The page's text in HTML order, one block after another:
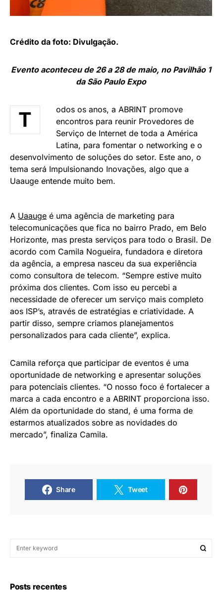
Crédito da foto: Divulgação.
Evento aconteceu de 26 a 28 de maio, no Pavilhão 1
da São Paulo Expo
T
odos os anos, a ABRINT promove
encontros para reunir Provedores de
Serviço de Internet de toda a América
Latina, para fomentar o networking e o
desenvolvimento de soluções do setor. Este ano, o
tema será Impulsionando Inovações, algo que a
Uaauge entende muito bem.
A Uaauge é uma agência de marketing para
telecomunicações que fica no bairro Prado, em Belo
Horizonte, mas presta serviços para todo o Brasil. De
acordo com Camila Nogueira, fundadora e diretora
da agência, a empresa nasceu da sua experiência
como consultora de telecom. “Sempre estive muito
próxima dos clientes. Com isso eu percebi a
necessidade de oferecer um serviço mais completo
aos ISP’s, através de estratégias e criatividade. A
partir disso, sempre criamos planejamentos
personalizados para cada cliente”, explica.
Camila reforça que participar de eventos é uma
oportunidade de networking e apresentar soluções
para potenciais clientes. “O nosso foco é fortalecer a
marca a cada encontro e a ABRINT proporciona isso.
Além da oportunidade do stand, é uma forma de
estarmos atualizados sobre as novidades do
mercado”, finaliza Camila.
Share Tweet
Posts recentes